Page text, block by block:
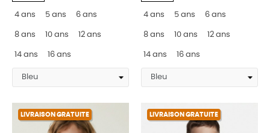
4 ans 5 ans 6 ans
8 ans 10 ans 12 ans
14 ans 16 ans
4 ans 5 ans 6 ans
8 ans 10 ans 12 ans
14 ans 16 ans
LIVRAISON GRATUITE LIVRAISON GRATUITE